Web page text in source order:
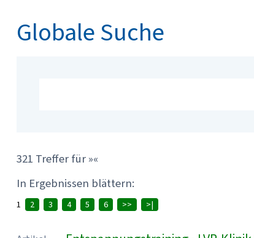
Globale Suche
321 Treffer für »«
In Ergebnissen blättern:
1 2 3 4 5 6 >> >|